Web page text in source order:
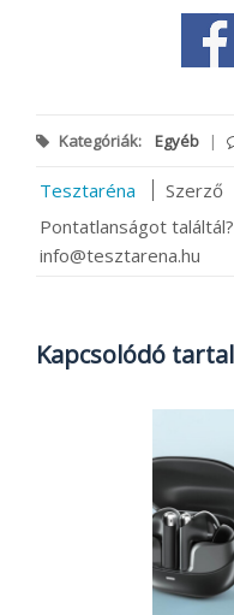
Kategóriák: Egyéb |
Tesztaréna
Szerző
Pontatlanságot
info@tesztarena.hu
Kapcsolódó